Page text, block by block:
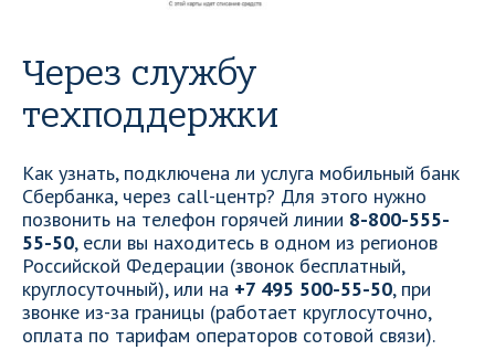
Через службу
техподдержки
Как узнать, подключена ли услуга мобильный банк
Сбербанка, через call-центр? Для этого нужно
позвонить на телефон горячей линии 8-800-555-
55-50, если вы находитесь в одном из регионов
Российской Федерации (звонок бесплатный,
круглосуточный), или на +7 495 500-55-50, при
звонке из-за границы (работает круглосуточно,
оплата по тарифам операторов сотовой связи).